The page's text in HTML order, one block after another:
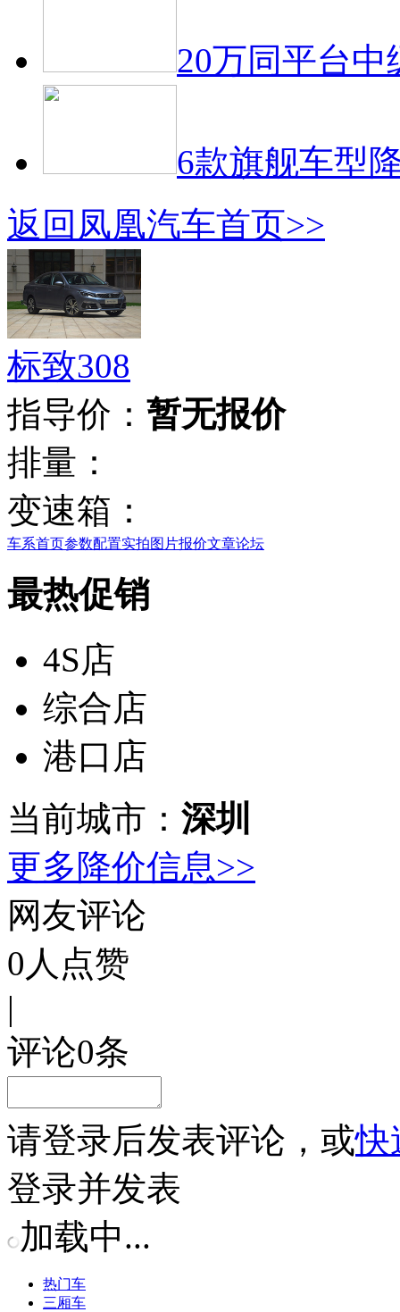
20万同平台中
6款旗舰车型
返回凤凰汽车首页>>
标致308
指导价： 暂无报价
排量：
变速箱：
车系首页参数配置实拍图片报价文章论坛
最热促销
4S店
综合店
港口店
当前城市： 深圳
更多降价信息>>
网友评论
0 人点赞
|
评论0条
请登录后发表评论，或快
登录并发表
加载中...
热门车
三厢车